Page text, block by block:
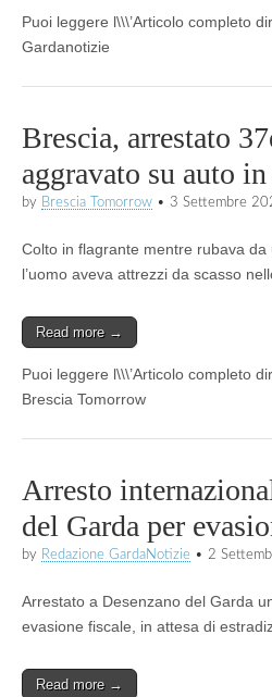
Puoi leggere l\\\’Articolo completo
Gardanotizie
Brescia, arrestato
aggravato su auto in
by Brescia Tomorrow • 3 Settembre
Colto in flagrante mentre rubava da
l’uomo aveva attrezzi da scasso
Read more →
Puoi leggere l\\\’Articolo completo
Brescia Tomorrow
Arresto
del Garda per
by Redazione GardaNotizie • 2
Arrestato a Desenzano del Garda
evasione fiscale, in attesa di
Read more →